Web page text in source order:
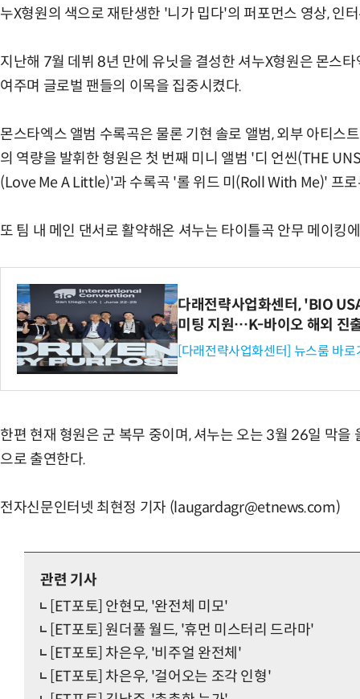
누X형원의 색으로 재탄생한 '니가 밉다'의 퍼포먼스 영상, 인
지난해 7월 데뷔 8년 만에 유닛을 결성한 셔누X형원은 몬스
여주며 글로벌 팬들의 이목을 집중시켰다.
몬스타엑스 앨범 수록곡은 물론 기현 솔로 앨범, 외부 아티스
의 역량을 발휘한 형원은 첫 번째 미니 앨범 '디 언씬(THE
(Love Me A Little)'과 수록곡 '롤 위드 미(Roll With Me)' 프
또 팀 내 메인 댄서로 활약해온 셔누는 타이틀곡 안무 메이킹
다래전략사업화센터, 'BIO
미팅 지원…K-바이오 해외 진
[다래전략사업화센터] 뉴스룸 바로
한편 현재 형원은 군 복무 중이며, 셔누는 오는 3월 26일 막
으로 출연한다.
전자신문인터넷 최현정 기자 (laugardagr@etnews.com)
관련 기사
[ET포토] 안현모, '완전체 미모'
[ET포토] 원더풀 월드, '휴먼 미스터리 드라마'
[ET포토] 차은우, '비주얼 완전체'
[ET포토] 차은우, '걸어오는 조각 인형'